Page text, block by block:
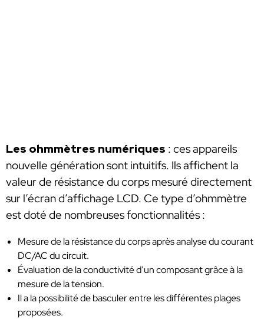
Les ohmmètres numériques : ces appareils
nouvelle génération sont intuitifs. Ils affichent la
valeur de résistance du corps mesuré directement
sur l’écran d’affichage LCD. Ce type d’ohmmètre
est doté de nombreuses fonctionnalités :
Mesure de la résistance du corps après analyse du courant
DC/AC du circuit.
Évaluation de la conductivité d’un composant grâce à la
mesure de la tension.
Il a la possibilité de basculer entre les différentes plages
proposées.